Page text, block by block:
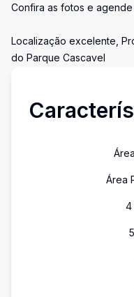
Confira as fotos e agende
Localização excelente,
do Parque Cascavel
Área
4
5